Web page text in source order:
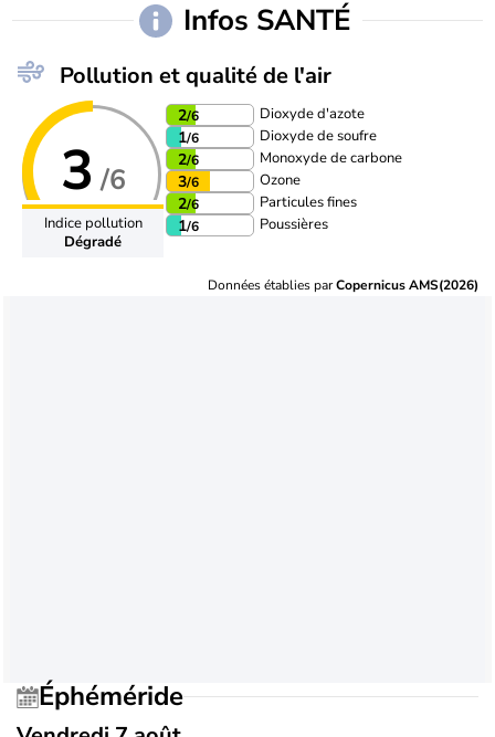
Infos SANTÉ
Pollution et qualité de l'air
3 /6
Indice pollution
Dégradé
2/6 Dioxyde d'azote
1/6 Dioxyde de soufre
2/6 Monoxyde de carbone
3/6 Ozone
2/6 Particules fines
1/6 Poussières
Données établies parCopernicus AMS(2026)
Éphéméride